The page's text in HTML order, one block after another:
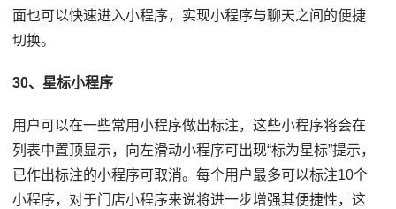
面也可以快速进入小程序，实现小程序与聊天之间的便捷
切换。
30、星标小程序
用户可以在一些常用小程序做出标注，这些小程序将会在
列表中置顶显示，向左滑动小程序可出现“标为星标”提示，
已作出标注的小程序可取消。每个用户最多可以标注10个
小程序，对于门店小程序来说将进一步增强其便捷性，这